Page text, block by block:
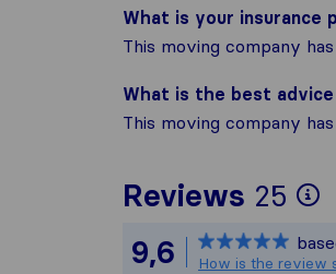
What is your insurance
This moving company
What is the best
This moving company
Reviews 25
9,6 How is the review